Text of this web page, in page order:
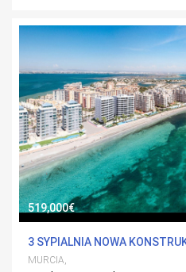
519,000€
MURCIA,